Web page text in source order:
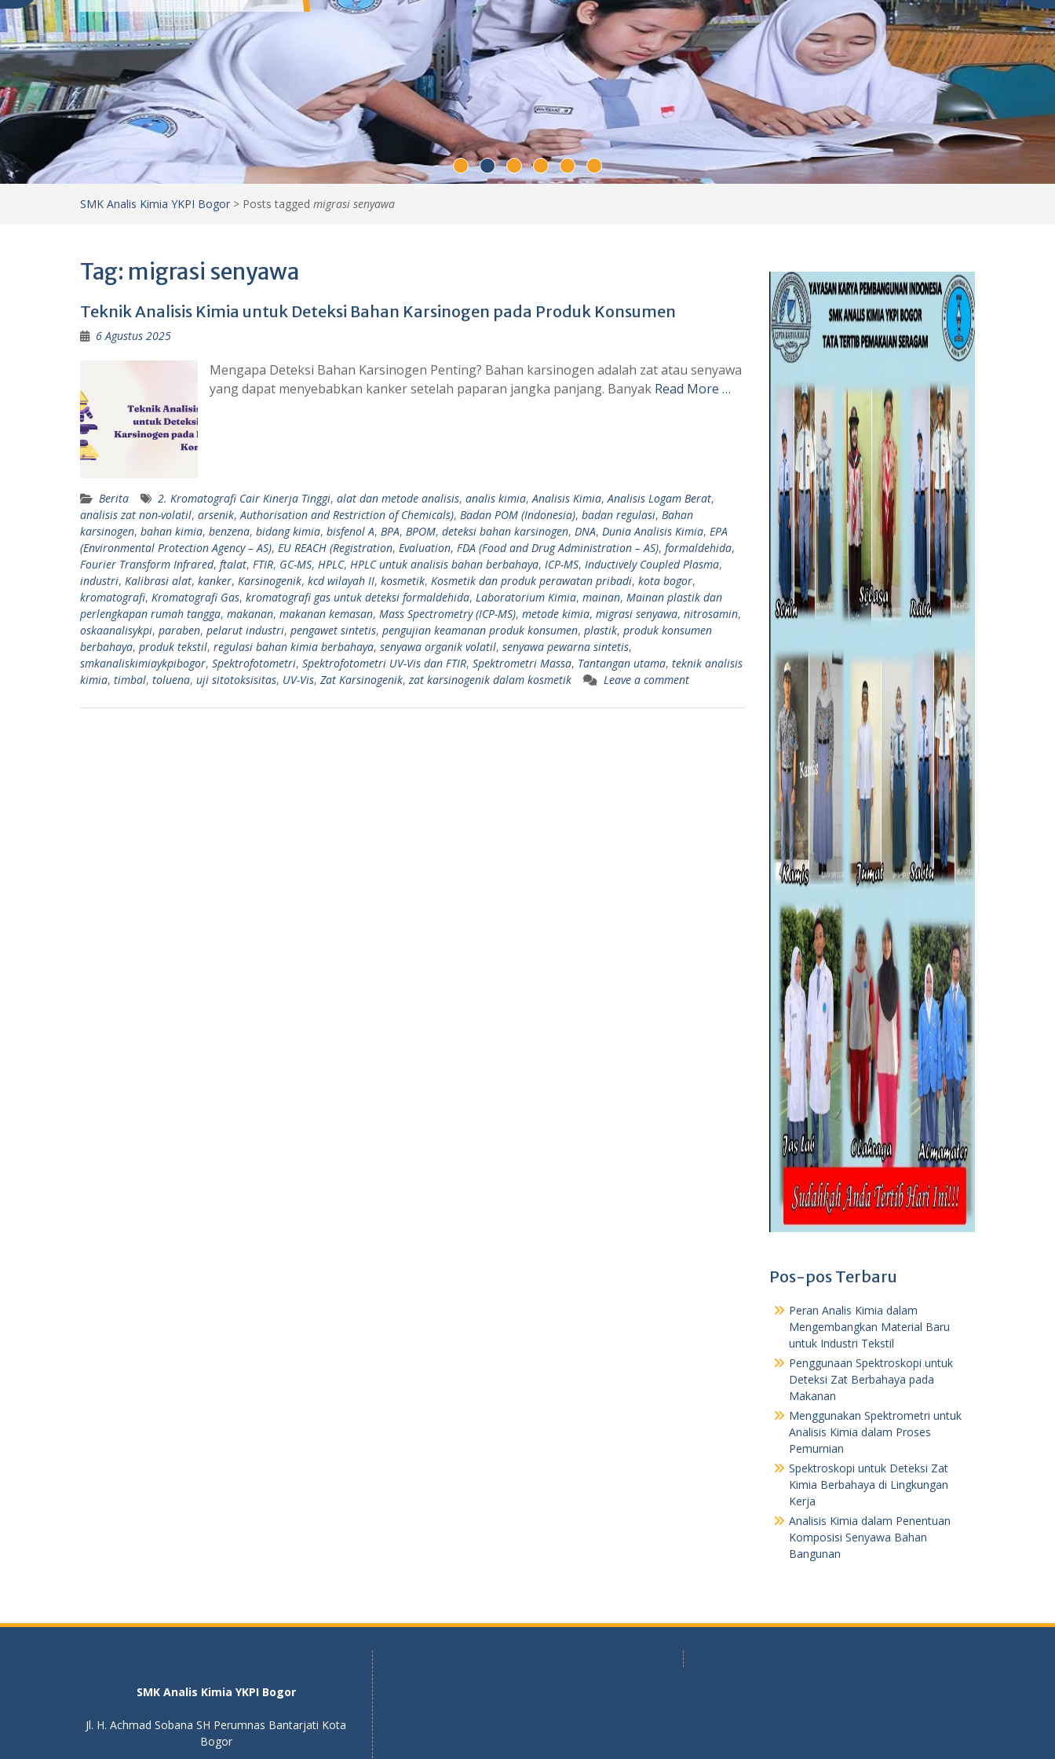
SMK Analis Kimia YKPI Bogor > Posts tagged migrasi senyawa
Tag: migrasi senyawa
Teknik Analisis Kimia untuk Deteksi Bahan Karsinogen pada Produk Konsumen
6 Agustus 2025
Mengapa Deteksi Bahan Karsinogen Penting? Bahan karsinogen adalah zat atau senyawa
yang dapat menyebabkan kanker setelah paparan jangka panjang. Banyak Read More …
Berita 2. Kromatografi Cair Kinerja Tinggi, alat dan metode analisis, analis kimia, Analisis Kimia, Analisis Logam Berat,
analisis zat non-volatil, arsenik, Authorisation and Restriction of Chemicals), Badan POM (Indonesia), badan regulasi, Bahan
karsinogen, bahan kimia, benzena, bidang kimia, bisfenol A, BPA, BPOM, deteksi bahan karsinogen, DNA, Dunia Analisis Kimia, EPA
(Environmental Protection Agency – AS), EU REACH (Registration, Evaluation, FDA (Food and Drug Administration – AS), formaldehida,
Fourier Transform Infrared, ftalat, FTIR, GC-MS, HPLC, HPLC untuk analisis bahan berbahaya, ICP-MS, Inductively Coupled Plasma,
industri, Kalibrasi alat, kanker, Karsinogenik, kcd wilayah II, kosmetik, Kosmetik dan produk perawatan pribadi, kota bogor,
kromatografi, Kromatografi Gas, kromatografi gas untuk deteksi formaldehida, Laboratorium Kimia, mainan, Mainan plastik dan
perlengkapan rumah tangga, makanan, makanan kemasan, Mass Spectrometry (ICP-MS), metode kimia, migrasi senyawa, nitrosamin,
oskaanalisykpi, paraben, pelarut industri, pengawet sintetis, pengujian keamanan produk konsumen, plastik, produk konsumen
berbahaya, produk tekstil, regulasi bahan kimia berbahaya, senyawa organik volatil, senyawa pewarna sintetis,
smkanaliskimiaykpibogor, Spektrofotometri, Spektrofotometri UV-Vis dan FTIR, Spektrometri Massa, Tantangan utama, teknik analisis
kimia, timbal, toluena, uji sitotoksisitas, UV-Vis, Zat Karsinogenik, zat karsinogenik dalam kosmetik Leave a comment
Pos-pos Terbaru
Peran Analis Kimia dalam
Mengembangkan Material Baru
untuk Industri Tekstil
Penggunaan Spektroskopi untuk
Deteksi Zat Berbahaya pada
Makanan
Menggunakan Spektrometri untuk
Analisis Kimia dalam Proses
Pemurnian
Spektroskopi untuk Deteksi Zat
Kimia Berbahaya di Lingkungan
Kerja
Analisis Kimia dalam Penentuan
Komposisi Senyawa Bahan
Bangunan
SMK Analis Kimia YKPI Bogor
Jl. H. Achmad Sobana SH Perumnas Bantarjati Kota
Bogor